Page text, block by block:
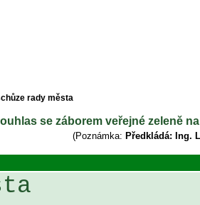
rady města
se záborem veřejné zeleně
(Poznámka: Předkládá: Ing.